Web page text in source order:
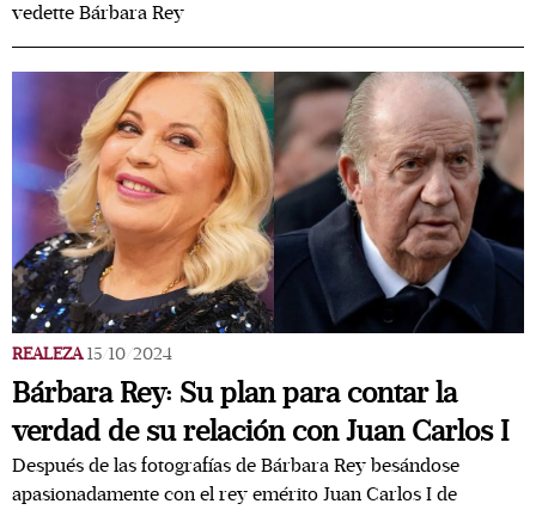
vedette Bárbara Rey
REALEZA 15/10/2024
Bárbara Rey: Su plan para contar la
verdad de su relación con Juan Carlos I
Después de las fotografías de Bárbara Rey besándose
apasionadamente con el rey emérito Juan Carlos I de